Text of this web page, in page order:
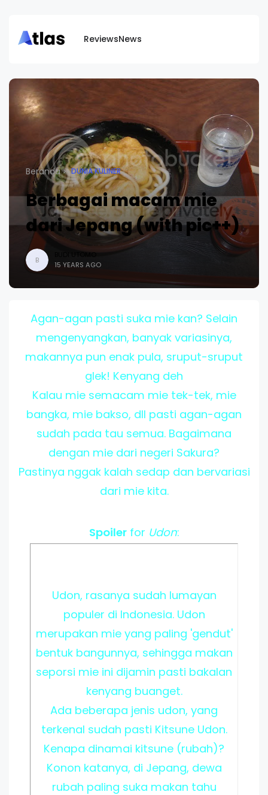
ReviewsNews
Beranda DUNIA KULINER
Berbagai macam mie
dari Jepang (with pic++)
B
BUDI UTOMO
15 YEARS AGO
Agan-agan pasti suka mie kan? Selain
mengenyangkan, banyak variasinya,
makannya pun enak pula, sruput-sruput
glek! Kenyang deh
Kalau mie semacam mie tek-tek, mie
bangka, mie bakso, dll pasti agan-agan
sudah pada tau semua. Bagaimana
dengan mie dari negeri Sakura?
Pastinya nggak kalah sedap dan bervariasi
dari mie kita.
Spoilerfor Udon:
Udon, rasanya sudah lumayan
populer di Indonesia. Udon
merupakan mie yang paling 'gendut'
bentuk bangunnya, sehingga makan
seporsi mie ini dijamin pasti bakalan
kenyang buanget.
Ada beberapa jenis udon, yang
terkenal sudah pasti Kitsune Udon.
Kenapa dinamai kitsune (rubah)?
Konon katanya, di Jepang, dewa
rubah paling suka makan tahu